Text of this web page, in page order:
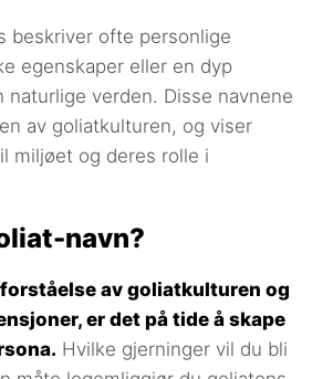
beskriver ofte personlige
egenskaper eller en dyp
verden. Disse navnene
av goliatkulturen, og viser
miljøet og deres rolle i
navn?
forståelse av goliatkulturen og
er det på tide å skape
Hvilke gjerninger vil du bli